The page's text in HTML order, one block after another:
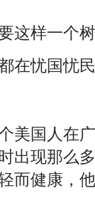
样一个
忧国忧民
国人在广
出现那么
而健康，